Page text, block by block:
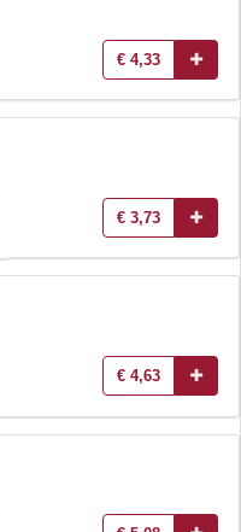
€ 4,33
€ 3,73
€ 4,63